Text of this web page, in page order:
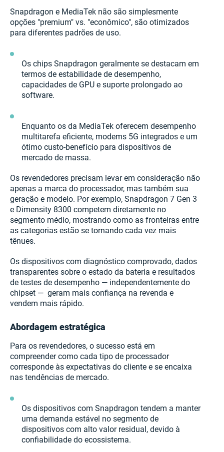
Snapdragon e MediaTek não são simplesmente
opções "premium" vs. "econômico", são otimizados
para diferentes padrões de uso.
Os chips Snapdragon geralmente se destacam em
termos de estabilidade de desempenho,
capacidades de GPU e suporte prolongado ao
software.
Enquanto os da MediaTek oferecem desempenho
multitarefa eficiente, modems 5G integrados e um
ótimo custo-benefício para dispositivos de
mercado de massa.
Os revendedores precisam levar em consideração não
apenas a marca do processador, mas também sua
geração e modelo. Por exemplo, Snapdragon 7 Gen 3
e Dimensity 8300 competem diretamente no
segmento médio, mostrando como as fronteiras entre
as categorias estão se tornando cada vez mais
tênues.
Os dispositivos com diagnóstico comprovado, dados
transparentes sobre o estado da bateria e resultados
de testes de desempenho — independentemente do
chipset — geram mais confiança na revenda e
vendem mais rápido.
Abordagem estratégica
Para os revendedores, o sucesso está em
compreender como cada tipo de processador
corresponde às expectativas do cliente e se encaixa
nas tendências de mercado.
Os dispositivos com Snapdragon tendem a manter
uma demanda estável no segmento de
dispositivos com alto valor residual, devido à
confiabilidade do ecossistema.